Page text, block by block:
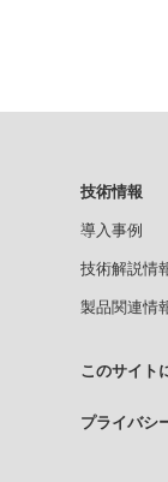
技術情報
導入事例
技術解説情
製品関連情
このサイト
プライバシ